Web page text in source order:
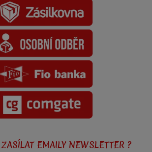
EMAILY NEWSLETTER ?